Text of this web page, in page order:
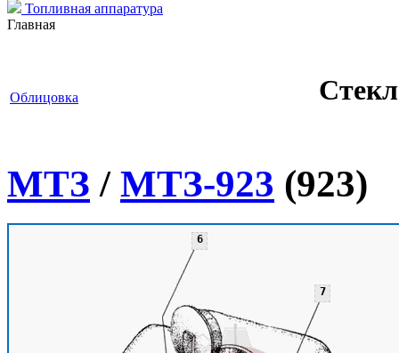
Топливная аппаратура
Главная
Облицовка
МТЗ / МТЗ-923 (923)
6
7